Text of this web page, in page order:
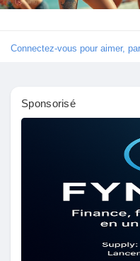
Offres
Connectez-vous pour aimer,
Sponsorisé